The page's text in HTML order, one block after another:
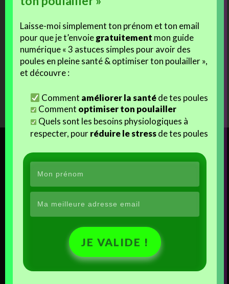
Guide offert !
Laisse-moi simplement ton prénom et ton email
pour que je t’envoiegratuitement mon guide
numérique « 3 astuces simples pour avoir des
poules en pleine santé & optimiser ton poulailler »,
et découvre :
Comment améliorer la santéde tes poules
Comment optimiser ton poulailler
Quels sont les besoins physiologiques à
respecter, pourréduire le stressde tes poules
JE VALIDE !